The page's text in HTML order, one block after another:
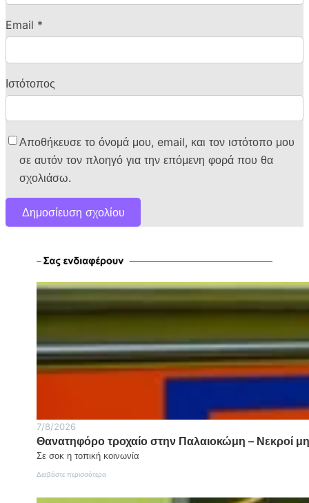
Email *
Ιστότοπος
Αποθήκευσε το όνομά μου, email, και τον ιστότοπο μου
σε αυτόν τον πλοηγό για την επόμενη φορά που θα
σχολιάσω.
7/8/2026
Θανατηφόρο τροχαίο στην Παλαιοκώμη – Νεκροί
Σε σοκ η τοπική κοινωνία
Διαβάστε περισσότερα: